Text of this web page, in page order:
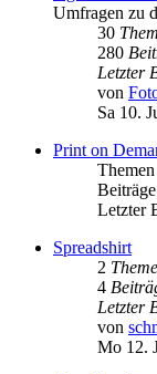
Umfragen zu
30
280
Letzter
von
Sa 10.
Print on
Themen
Beiträge
Letzter
Spreadshirt
2
4
Letzter
von
Mo 12.